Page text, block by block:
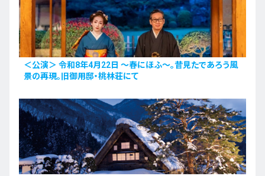
＜公演＞ 令和8年4月22日 〜春にほふ〜。昔見たであろう風
景の再現。旧御用邸・桃林荘にて